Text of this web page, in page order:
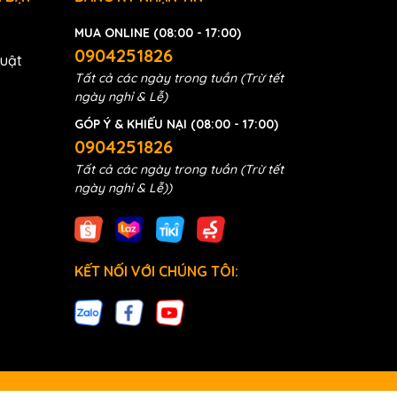
MUA ONLINE (08:00 - 17:00)
0904251826
Tất cả các ngày trong tuần (Trừ tết
ngày nghỉ & Lễ)
GÓP Ý & KHIẾU NẠI (08:00 - 17:00)
0904251826
Tất cả các ngày trong tuần (Trừ tết
ngày nghỉ & Lễ))
KẾT NỐI VỚI CHÚNG TÔI: